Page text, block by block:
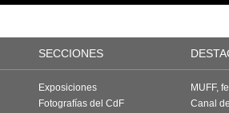
SECCIONES
Exposiciones
Fotografías del CdF
MUFF,
Canal